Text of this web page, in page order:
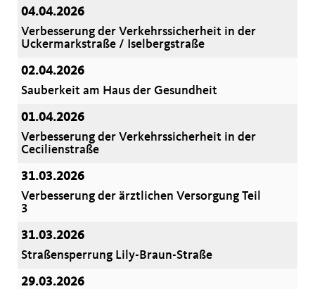
04.04.2026
Verbesserung der Verkehrssicherheit in der
Uckermarkstraße / Iselbergstraße
02.04.2026
Sauberkeit am Haus der Gesundheit
01.04.2026
Verbesserung der Verkehrssicherheit in der
Cecilienstraße
31.03.2026
Verbesserung der ärztlichen Versorgung Teil
3
31.03.2026
Straßensperrung Lily-Braun-Straße
29.03.2026